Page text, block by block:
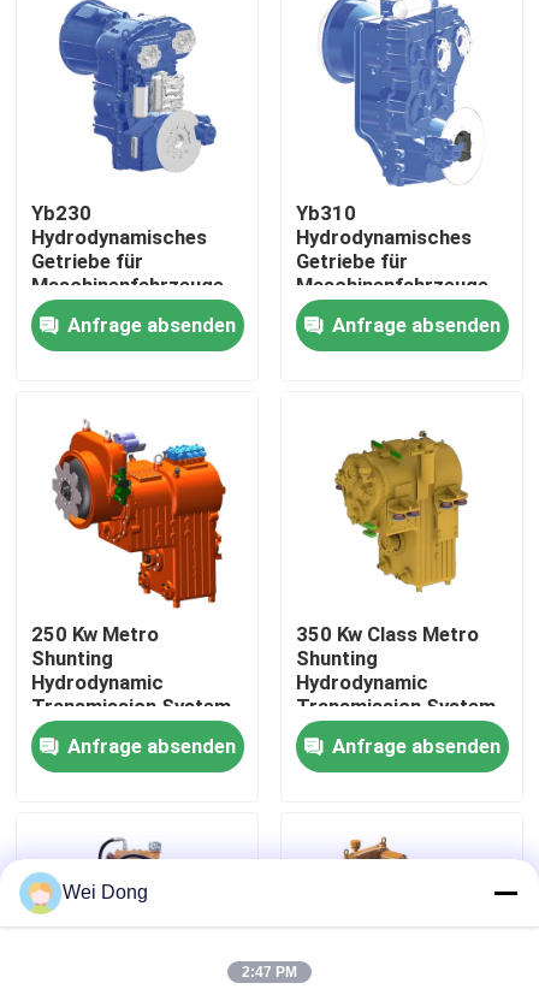
Zu Hause
Über uns
Werksbesichtigung
Qualitätskontrolle
Kontakt mit uns
Neuigkeiten
Blog
Bitte um ein Angebot
Yb230
Hydrodynamisches
Getriebe für
Maschinenfahrzeuge
Anfrage absenden
Yb310
Hydrodynamisches
Getriebe für
Maschinenfahrzeuge
Anfrage absenden
250 Kw Metro
Shunting
Hydrodynamic
Transmission System
Anfrage absenden
350 Kw Class Metro
Shunting
Hydrodynamic
Transmission System
Anfrage absenden
Wei Dong
2:47 PM